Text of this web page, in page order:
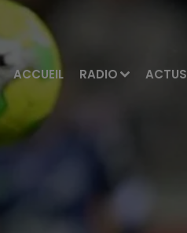
ACCUEIL RADIO ACTUS